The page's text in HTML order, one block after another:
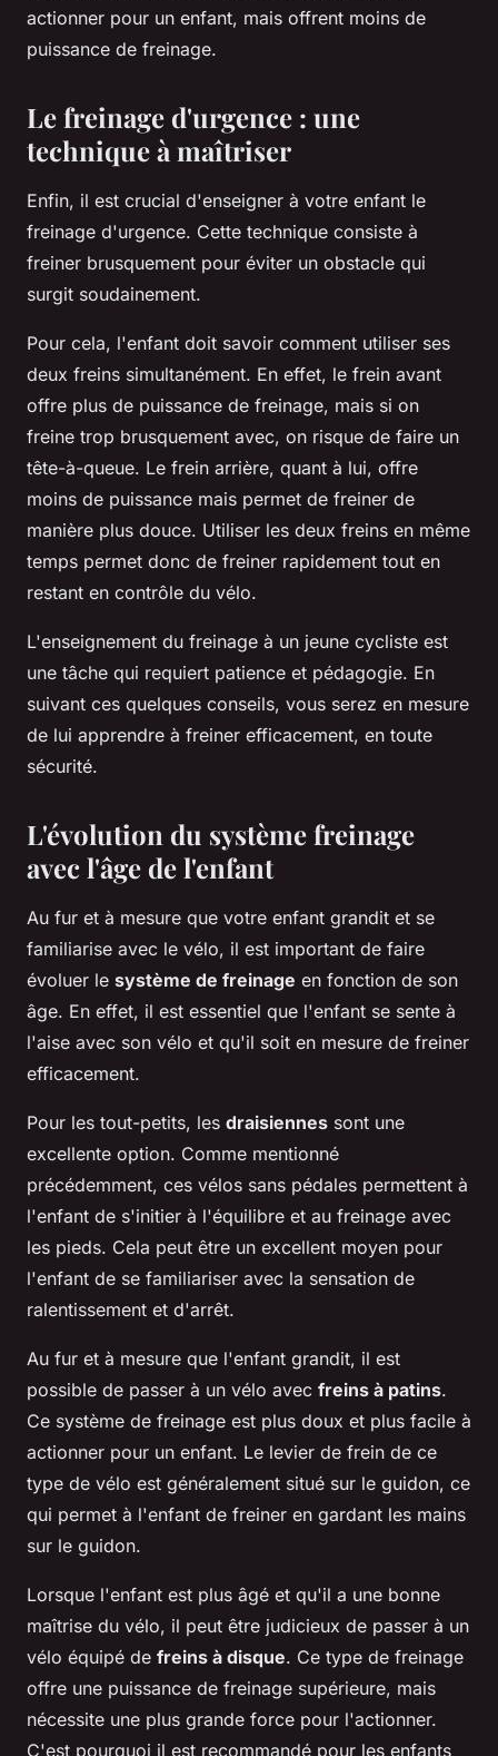
actionner pour un enfant, mais offrent moins de
puissance de freinage.
Le freinage d'urgence : une
technique à maîtriser
Enfin, il est crucial d'enseigner à votre enfant le
freinage d'urgence. Cette technique consiste à
freiner brusquement pour éviter un obstacle qui
surgit soudainement.
Pour cela, l'enfant doit savoir comment utiliser ses
deux freins simultanément. En effet, le frein avant
offre plus de puissance de freinage, mais si on
freine trop brusquement avec, on risque de faire un
tête-à-queue. Le frein arrière, quant à lui, offre
moins de puissance mais permet de freiner de
manière plus douce. Utiliser les deux freins en même
temps permet donc de freiner rapidement tout en
restant en contrôle du vélo.
L'enseignement du freinage à un jeune cycliste est
une tâche qui requiert patience et pédagogie. En
suivant ces quelques conseils, vous serez en mesure
de lui apprendre à freiner efficacement, en toute
sécurité.
L'évolution du système freinage
avec l'âge de l'enfant
Au fur et à mesure que votre enfant grandit et se
familiarise avec le vélo, il est important de faire
évoluer le système de freinage en fonction de son
âge. En effet, il est essentiel que l'enfant se sente à
l'aise avec son vélo et qu'il soit en mesure de freiner
efficacement.
Pour les tout-petits, les draisiennes sont une
excellente option. Comme mentionné
précédemment, ces vélos sans pédales permettent à
l'enfant de s'initier à l'équilibre et au freinage avec
les pieds. Cela peut être un excellent moyen pour
l'enfant de se familiariser avec la sensation de
ralentissement et d'arrêt.
Au fur et à mesure que l'enfant grandit, il est
possible de passer à un vélo avec freins à patins.
Ce système de freinage est plus doux et plus facile à
actionner pour un enfant. Le levier de frein de ce
type de vélo est généralement situé sur le guidon, ce
qui permet à l'enfant de freiner en gardant les mains
sur le guidon.
Lorsque l'enfant est plus âgé et qu'il a une bonne
maîtrise du vélo, il peut être judicieux de passer à un
vélo équipé de freins à disque. Ce type de freinage
offre une puissance de freinage supérieure, mais
nécessite une plus grande force pour l'actionner.
C'est pourquoi il est recommandé pour les enfants